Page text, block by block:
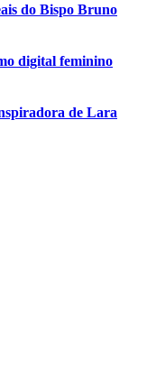
do Bispo Bruno
digital feminino
de Lara